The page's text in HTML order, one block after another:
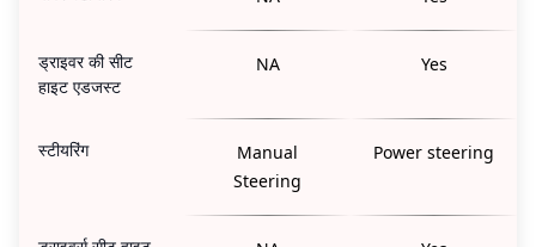
ड्राइवर की सीट
हाइट एडजस्ट
NA Yes
स्टीयरिंग
Manual
Steering
Power steering